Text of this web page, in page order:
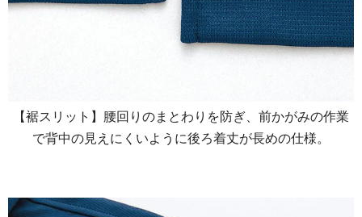
【裾スリット】腰回りのまとわりを防ぎ、前かがみの作業
で背中の見えにくいように後ろ着丈が長めの仕様。